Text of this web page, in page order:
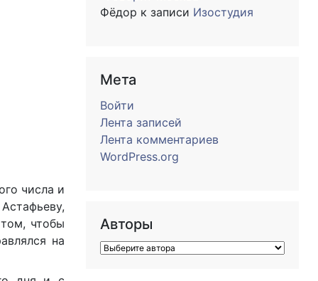
числа и
чтобы
на
Фёдор к записи Изостудия
Мета
Войти
Лента записей
Лента комментариев
WordPress.org
Авторы